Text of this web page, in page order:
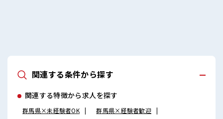
関連する条件から探す
関連する特徴から求人を探す
群馬県×未経験者OK
群馬県×経験者歓迎